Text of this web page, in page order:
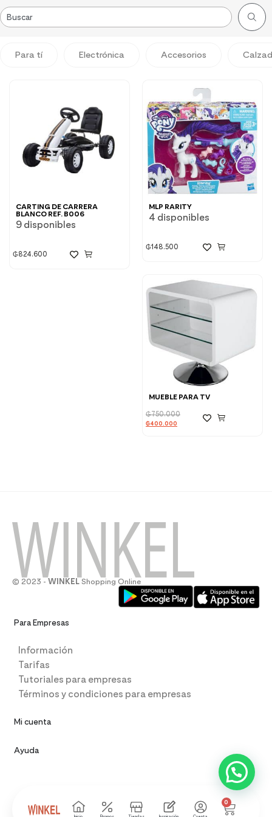
0
Para tí Electrónica Accesorios
CARTING DE CARRERA
BLANCO REF. B006
9 disponibles
₲824.600
MLP RARITY
4 disponibles
₲148.500
MUEBLE PARA TV
₲750.000
₲400.000
© 2023 - WINKEL Shopping Online
Para Empresas
Información
Tarifas
Tutoriales para empresas
Términos y condiciones para empresas
Mi cuenta
Ayuda